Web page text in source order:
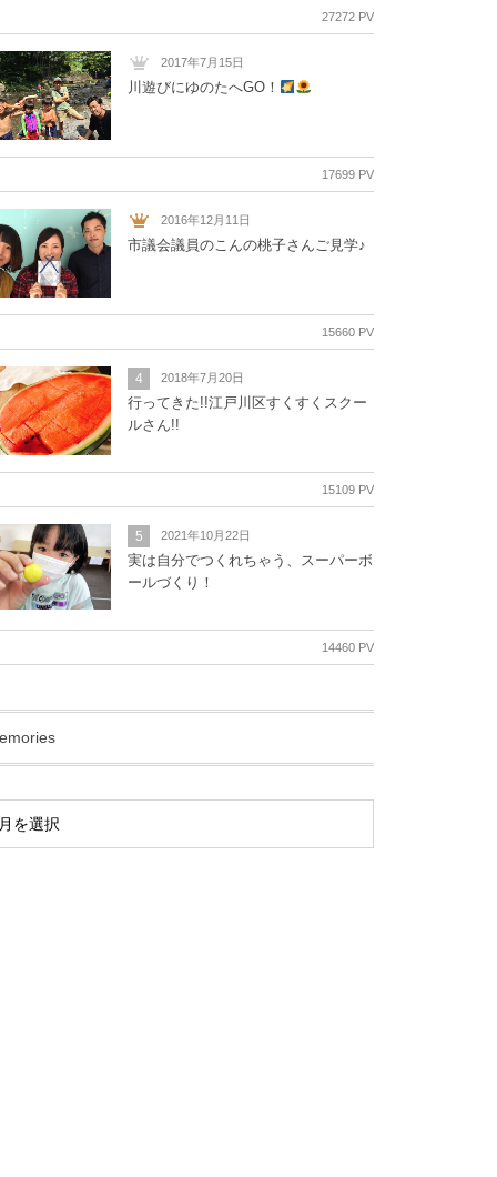
27272 PV
2017年7月15日
川遊びにゆのたへGO！
17699 PV
2016年12月11日
市議会議員のこんの桃子さんご見学♪
15660 PV
4 2018年7月20日
行ってきた!!江戸川区すくすくスクー
ルさん!!
15109 PV
5 2021年10月22日
実は自分でつくれちゃう、スーパーボ
ールづくり！
14460 PV